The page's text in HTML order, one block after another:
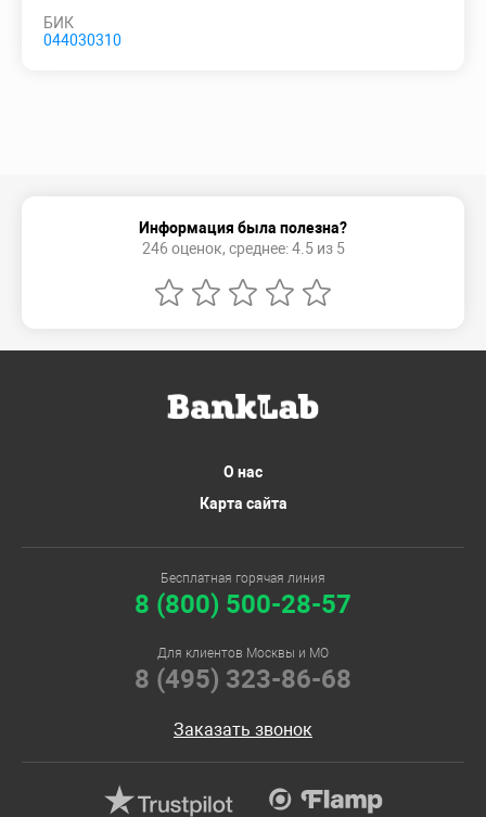
БИК
044030310
Информация была полезна?
246 оценок, среднее: 4.5 из 5
О нас
Карта сайта
Бесплатная горячая линия
8 (800) 500-28-57
Для клиентов Москвы и МО
8 (495) 323-86-68
Заказать звонок